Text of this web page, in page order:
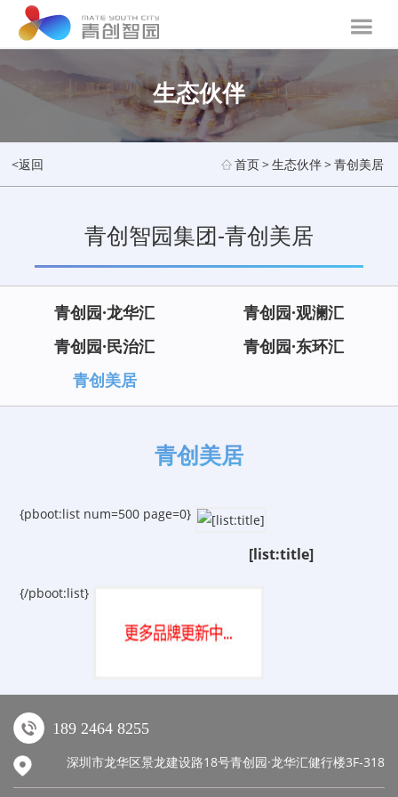
生态伙伴
<返回 首页>生态伙伴>青创美居
青创智园集团-青创美居
青创园·龙华汇
青创园·观澜汇
青创园·民治汇
青创园·东环汇
青创美居
青创美居
{pboot:list num=500 page=0}
[list:title]
{/pboot:list}
189 2464 8255
深圳市龙华区景龙建设路18号青创园·龙华汇健行楼3F-318